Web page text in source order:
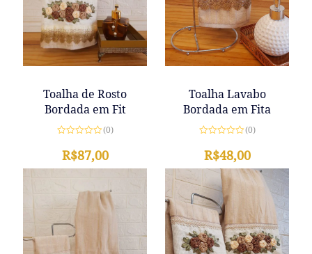
Toalha de Rosto
Bordada em Fit
de
5
(0)
R$87,00
Toalha Lavabo
Bordada em Fita
de
5
(0)
R$48,00